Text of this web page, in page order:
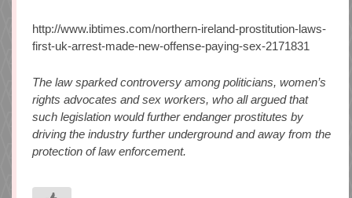
http://www.ibtimes.com/northern-ireland-prostitution-laws-
first-uk-arrest-made-new-offense-paying-sex-2171831
The law sparked controversy among politicians, women’s
rights advocates and sex workers, who all argued that
such legislation would further endanger prostitutes by
driving the industry further underground and away from the
protection of law enforcement.